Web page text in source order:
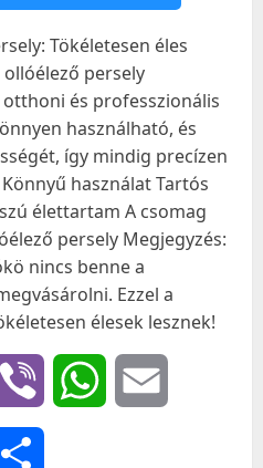
Tökéletesen éles
ollóélező persely
és professzionális
használható, és
így mindig precízen
használat Tartós
élettartam A csomag
persely Megjegyzés:
nincs benne a
Ezzel a
élesek lesznek!
Viber WhatsApp